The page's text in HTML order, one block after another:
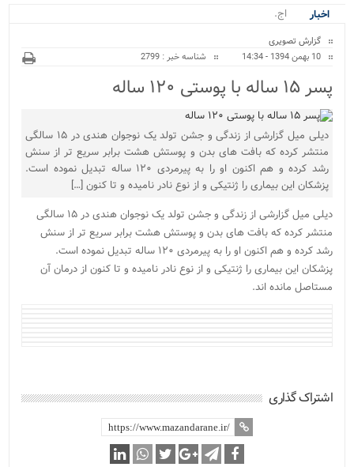
اخبار
اجرای پ_
گزارش تصویری
10 بهمن 1394 - 14:34
شناسه خبر : 2799
پسر ۱۵ ساله با پوستی ۱۲۰ ساله
دیلی میل گزارشی از زندگی و جشن تولد یک نوجوان هندی در ۱۵ سالگی
منتشر کرده که بافت های بدن و پوستش هشت برابر سریع تر از سنش
رشد کرده و هم اکنون او را به پیرمردی ۱۲۰ ساله تبدیل نموده است.
پزشکان این بیماری را ژنتیکی و از نوع نادر نامیده و تا کنون […]
دیلی میل گزارشی از زندگی و جشن تولد یک نوجوان هندی در ۱۵ سالگی
منتشر کرده که بافت های بدن و پوستش هشت برابر سریع تر از سنش
رشد کرده و هم اکنون او را به پیرمردی ۱۲۰ ساله تبدیل نموده است.
پزشکان این بیماری را ژنتیکی و از نوع نادر نامیده و تا کنون از درمان آن
مستاصل مانده اند.
اشتراک گذاری